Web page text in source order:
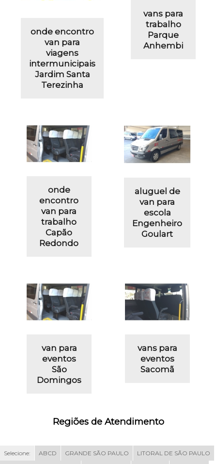
onde encontro
van para
viagens
intermunicipais
Jardim Santa
Terezinha
vans para
trabalho
Parque
Anhembi
onde
encontro
van para
trabalho
Capão
Redondo
aluguel de
van para
escola
Engenheiro
Goulart
van para
eventos
São
Domingos
vans para
eventos
Sacomã
Regiões de Atendimento
Selecione: ABCD GRANDE SÃO PAULO LITORAL DE SÃO PAULO